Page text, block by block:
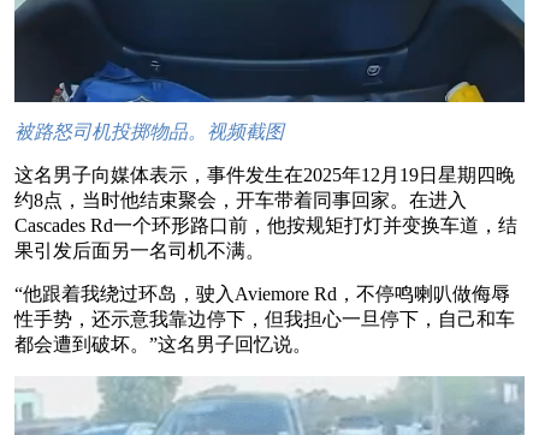
被路怒司机投掷物品。视频截图
这名男子向媒体表示，事件发生在2025年12月19日星期四晚
约8点，当时他结束聚会，开车带着同事回家。在进入
Cascades Rd一个环形路口前，他按规矩打灯并变换车道，结
果引发后面另一名司机不满。
“他跟着我绕过环岛，驶入Aviemore Rd，不停鸣喇叭做侮辱
性手势，还示意我靠边停下，但我担心一旦停下，自己和车
都会遭到破坏。”这名男子回忆说。